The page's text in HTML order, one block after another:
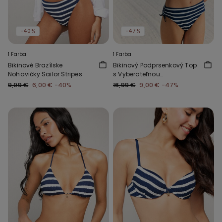
-40%
1 Farba
Bikinové Brazílske
Nohavičky Sailor Stripes
9,99 € 6,00 € -40%
-47%
1 Farba
Bikinový Podprsenkový Top
s Vyberateľnou
Vypchávkou Sailor Stripes
16,99 € 9,00 € -47%